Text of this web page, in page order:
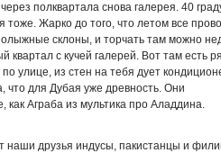
полквартала снова галерея. 40
Жарко до того, что летом все
склоны, и торчать там можно
с кучей галерей. Вот там есть
улице, из стен на тебя дует
что для Дубая уже древность. Они
как Аграба из мультика про Аладдина.
наши друзья индусы, пакистанцы и